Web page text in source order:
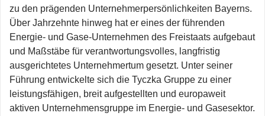
zu den prägenden Unternehmerpersönlichkeiten Bayerns.
Über Jahrzehnte hinweg hat er eines der führenden
Energie- und Gase-Unternehmen des Freistaats aufgebaut
und Maßstäbe für verantwortungsvolles, langfristig
ausgerichtetes Unternehmertum gesetzt. Unter seiner
Führung entwickelte sich die Tyczka Gruppe zu einer
leistungsfähigen, breit aufgestellten und europaweit
aktiven Unternehmensgruppe im Energie‑ und Gasesektor.